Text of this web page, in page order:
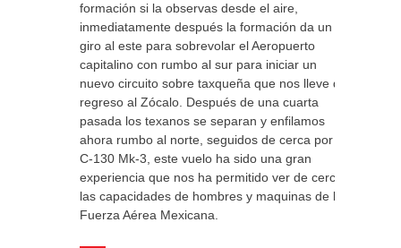
formación si la observas desde el aire,
inmediatamente después la formación da un
giro al este para sobrevolar el Aeropuerto
capitalino con rumbo al sur para iniciar un
nuevo circuito sobre taxqueña que nos lleve de
regreso al Zócalo. Después de una cuarta
pasada los texanos se separan y enfilamos
ahora rumbo al norte, seguidos de cerca por el
C-130 Mk-3, este vuelo ha sido una gran
experiencia que nos ha permitido ver de cerca
las capacidades de hombres y maquinas de la
Fuerza Aérea Mexicana.